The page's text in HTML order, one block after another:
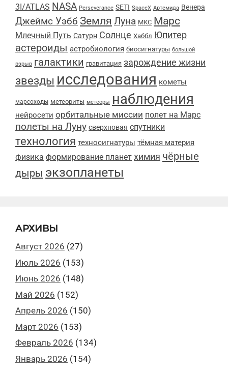
3I/ATLAS NASA Perseverance SETI SpaceX Артемида Венера
Джеймс Уэбб Земля Луна МКС Марс
Млечный Путь Сатурн Солнце Хаббл Юпитер
астероиды астробиология биосигнатуры большой
взрыв галактики гравитация зарождение жизни
звезды исследования кометы
марсоходы метеориты метеоры наблюдения
нейросети орбитальные миссии полет на Марс
полеты на Луну сверхновая спутники
технология техносигнатуры тёмная материя
физика формирование планет химия чёрные
дыры экзопланеты
АРХИВЫ
Август 2026 (27)
Июль 2026 (153)
Июнь 2026 (148)
Май 2026 (152)
Апрель 2026 (150)
Март 2026 (153)
Февраль 2026 (134)
Январь 2026 (154)